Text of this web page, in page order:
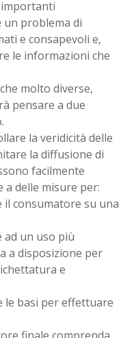
un problema di
e consapevoli e,
le informazioni che
molto diverse,
pensare a due
la veridicità delle
la diffusione di
facilmente
a delle misure per:
consumatore su una
un uso più
a disposizione per
e
basi per effettuare